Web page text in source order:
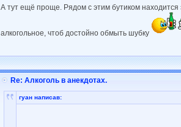
А тут ещё проще. Рядом с этим бутиком
алкогольное, чтоб достойно обмыть шубку
Re: Алкоголь в анекдотах.
гуан написав: